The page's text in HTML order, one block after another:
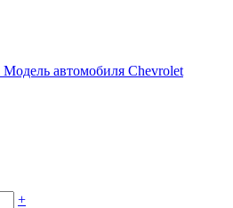
автомобиля Chevrolet
+